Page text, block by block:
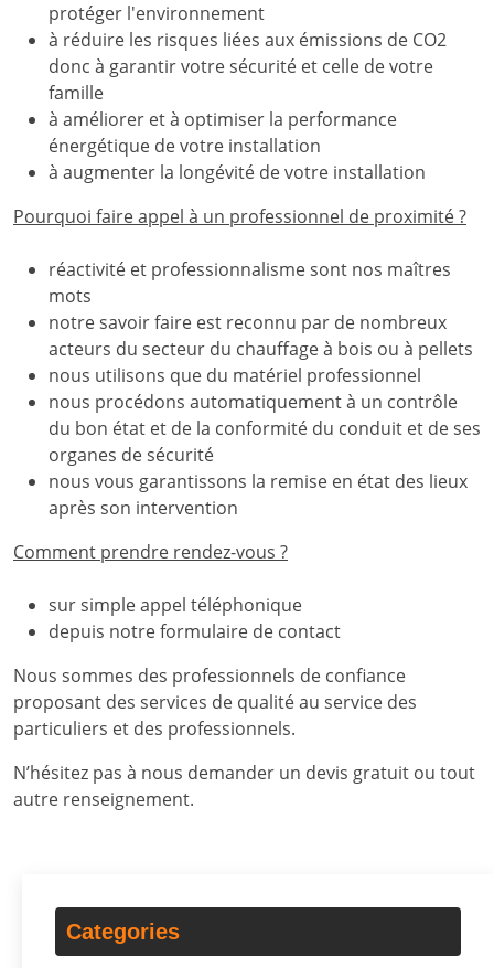
protéger l'environnement
à réduire les risques liées aux émissions de CO2
donc à garantir votre sécurité et celle de votre
famille
à améliorer et à optimiser la performance
énergétique de votre installation
à augmenter la longévité de votre installation
Pourquoi faire appel à un professionnel de proximité ?
réactivité et professionnalisme sont nos maîtres
mots
notre savoir faire est reconnu par de nombreux
acteurs du secteur du chauffage à bois ou à pellets
nous utilisons que du matériel professionnel
nous procédons automatiquement à un contrôle
du bon état et de la conformité du conduit et de ses
organes de sécurité
nous vous garantissons la remise en état des lieux
après son intervention
Comment prendre rendez-vous ?
sur simple appel téléphonique
depuis notre formulaire de contact
Nous sommes des professionnels de confiance
proposant des services de qualité au service des
particuliers et des professionnels.
N’hésitez pas à nous demander un devis gratuit ou tout
autre renseignement.
Categories